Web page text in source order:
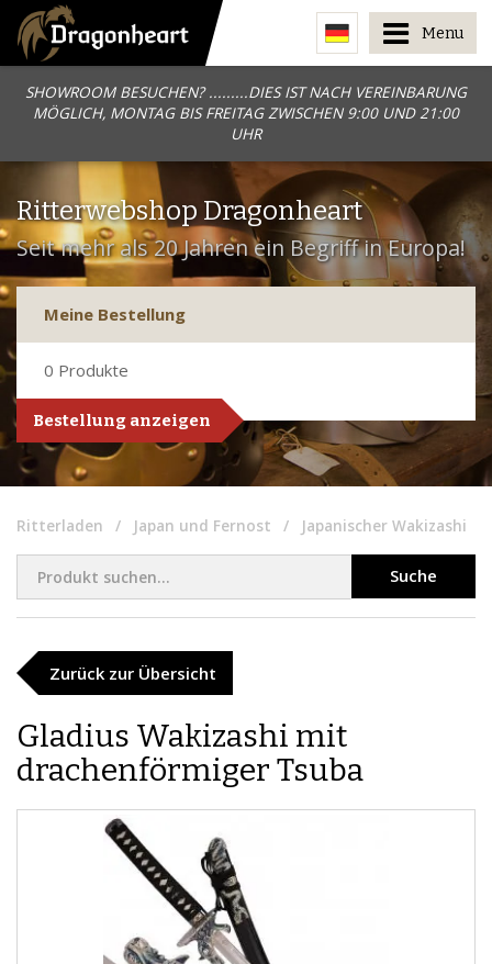
SHOWROOM BESUCHEN? .........DIES IST NACH VEREINBARUNG
MÖGLICH, MONTAG BIS FREITAG ZWISCHEN 9:00 UND 21:00
UHR
Menu
Ritterwebshop Dragonheart
Seit mehr als 20 Jahren ein Begriff in Europa!
Meine Bestellung
0 Produkte
Bestellung anzeigen
Ritterladen Japan und Fernost Japanischer Wakizashi
Suche
Zurück zur Übersicht
​Gladius Wakizashi mit
drachenförmiger Tsuba